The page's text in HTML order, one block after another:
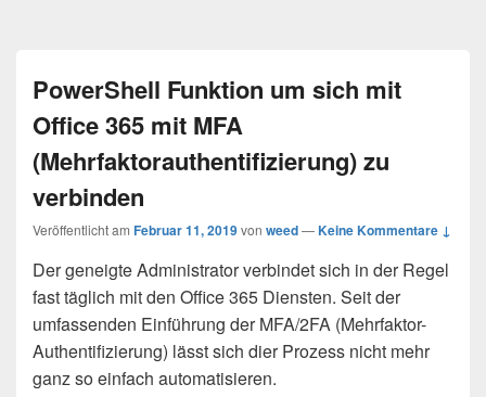
PowerShell Funktion um sich mit
Office 365 mit MFA
(Mehrfaktorauthentifizierung) zu
verbinden
Veröffentlicht am Februar 11, 2019von weed—Keine Kommentare ↓
Der geneigte Administrator verbindet sich in der Regel
fast täglich mit den Office 365 Diensten. Seit der
umfassenden Einführung der MFA/2FA (Mehrfaktor-
Authentifizierung) lässt sich dier Prozess nicht mehr
ganz so einfach automatisieren.